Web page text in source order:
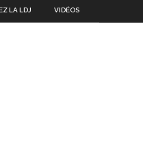
LA LDJ VIDÉOS